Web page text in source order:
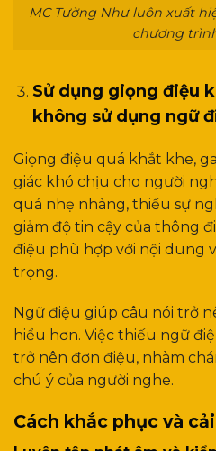
MC Tường Như luôn xuất
chương
Sử dụng giọng điệu
không sử dụng ngữ
Giọng điệu quá khắt khe,
giác khó chịu cho người
quá nhẹ nhàng, thiếu sự
giảm độ tin cậy của thông
điệu phù hợp với nội dung
trọng.
Ngữ điệu giúp câu nói trở
hiểu hơn. Việc thiếu ngữ
trở nên đơn điệu, nhàm
chú ý của người nghe.
Cách khắc phục và